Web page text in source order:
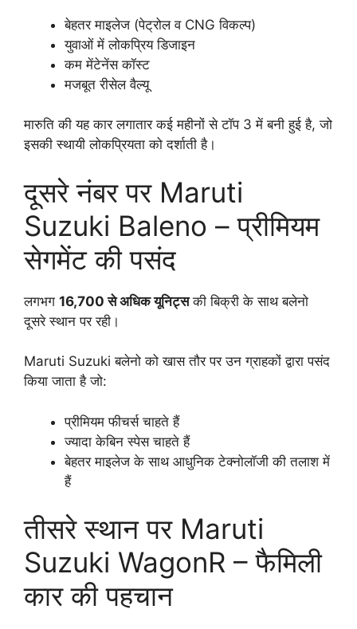
बेहतर माइलेज (पेट्रोल व CNG विकल्प)
युवाओं में लोकप्रिय डिजाइन
कम मेंटेनेंस कॉस्ट
मजबूत रीसेल वैल्यू
मारुति की यह कार लगातार कई महीनों से टॉप 3 में बनी हुई है, जो
इसकी स्थायी लोकप्रियता को दर्शाती है।
दूसरे नंबर पर Maruti
Suzuki Baleno – प्रीमियम
सेगमेंट की पसंद
लगभग 16,700 से अधिक यूनिट्सकी बिक्री के साथ बलेनो
दूसरे स्थान पर रही।
Maruti Suzuki बलेनो को खास तौर पर उन ग्राहकों द्वारा पसंद
किया जाता है जो:
प्रीमियम फीचर्स चाहते हैं
ज्यादा केबिन स्पेस चाहते हैं
बेहतर माइलेज के साथ आधुनिक टेक्नोलॉजी की तलाश में
हैं
तीसरे स्थान पर Maruti
Suzuki WagonR – फैमिली
कार की पहचान